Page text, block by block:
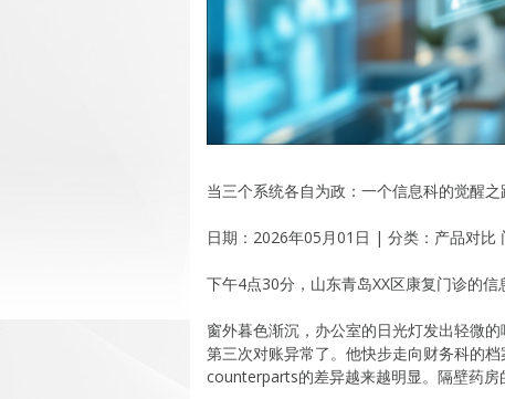
当三个系统各自为政：一个信息科的觉醒之
日期：2026年05月01日 | 分类：产品对
下午4点30分，山东青岛XX区康复门诊的信
窗外暮色渐沉，办公室的日光灯发出轻微
第三次对账异常了。他快步走向财务科的
counterparts的差异越来越明显。隔壁药房